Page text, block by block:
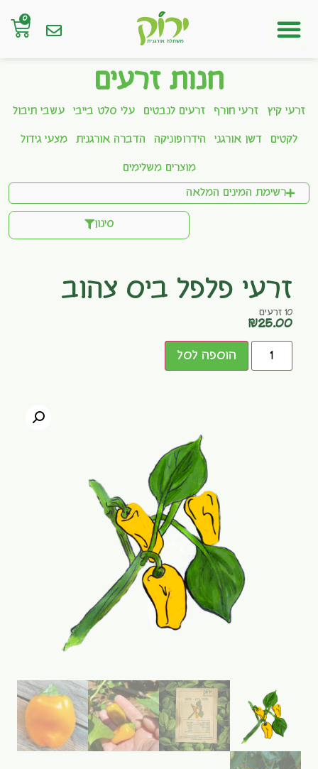
0
חנות זרעים
זרעי קיץ זרעי חורף זרעים לנבטים עלי סלט בייבי עשבי תיבול
לקטים דשן אורגני הידרופוניקה הדברה אורגנית מצעי גידול
מוצרים משלימים
רשימת המינים המלאה
סינון
זרעי פלפל ביס צהוב
10 זרעים
₪25.00
הוספה לסל